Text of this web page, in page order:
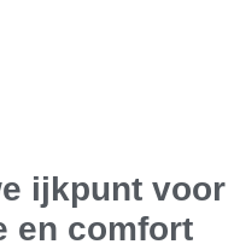
ijkpunt voor
en comfort